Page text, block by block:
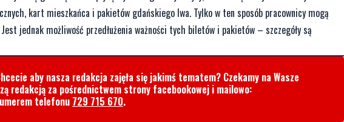
kart mieszkańca i pakietów gdańskiego lwa. Tylko w ten sposób pracownicy mogą
jednak możliwość przedłużenia ważności tych biletów i pakietów – szczegóły są
aby nasza redakcja zajęła się jakimś tematem? Czekamy na Wasze
redakcją za pośrednictwem strony facebookowej i mailowo:
telefonu 729 715 670.